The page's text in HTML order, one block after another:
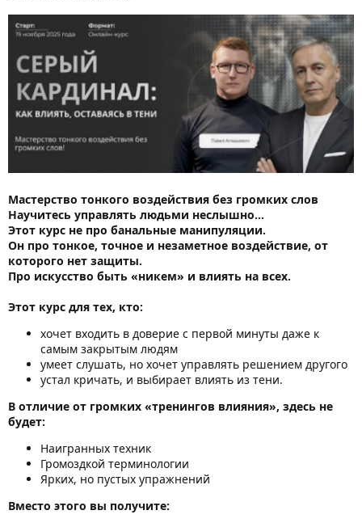
Мастерство тонкого воздействия без громких слов
Научитесь управлять людьми неслышно…
Этот курс не про банальные манипуляции.
Он про тонкое, точное и незаметное воздействие, от
которого нет защиты.
Про искусство быть «никем» и влиять на всех.
Этот курс для тех, кто:
хочет входить в доверие с первой минуты даже к
самым закрытым людям
умеет слушать, но хочет управлять решением другого
устал кричать, и выбирает влиять из тени.
В отличие от громких «тренингов влияния», здесь не
будет:
Наигранных техник
Громоздкой терминологии
Ярких, но пустых упражнений
Вместо этого вы получите: